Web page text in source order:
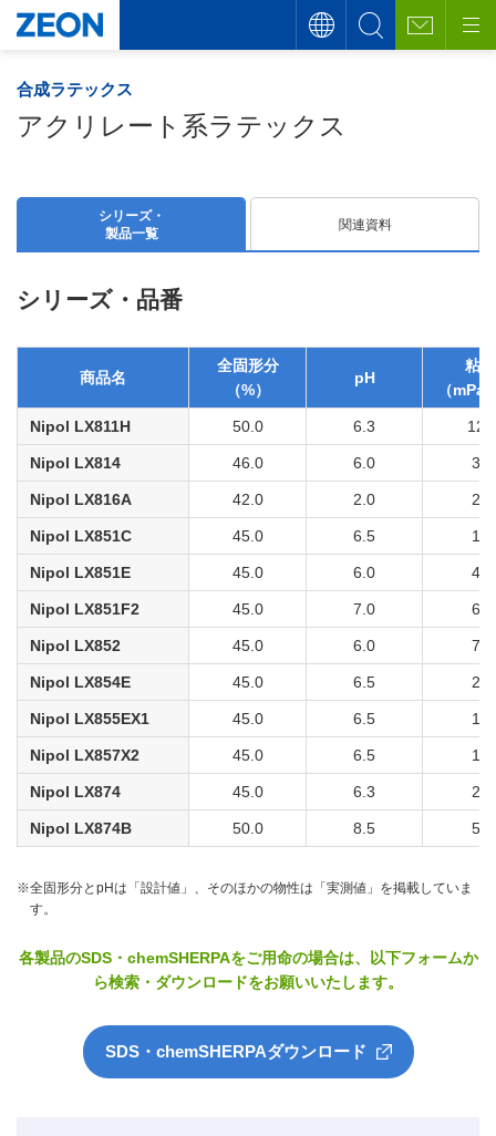
合成ラテックス
アクリレート系ラテックス
シリーズ・
製品一覧
関連資料
シリーズ・品番
商品名
全固形分
（%）
pH
粘度
（mPa
Nipol LX811H 50.0 6.3 129
Nipol LX814 46.0 6.0 33
Nipol LX816A 42.0 2.0 20
Nipol LX851C 45.0 6.5 18
Nipol LX851E 45.0 6.0 45
Nipol LX851F2 45.0 7.0 64
Nipol LX852 45.0 6.0 78
Nipol LX854E 45.0 6.5 20
Nipol LX855EX1 45.0 6.5 16
Nipol LX857X2 45.0 6.5 19
Nipol LX874 45.0 6.3 23
Nipol LX874B 50.0 8.5 52
※全固形分とpHは「設計値」、そのほかの物性は「実測値」を掲載していま
す。
各製品のSDS・chemSHERPAをご用命の場合は、以下フォームか
ら検索・ダウンロードをお願いいたします。
SDS・chemSHERPAダウンロード